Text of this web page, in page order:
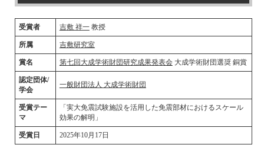
受賞者 吉敷 祥一教授
所属 吉敷研究室
賞名 第七回大成学術財団研究成果発表会大成学術財団選奨 銅賞
認定団体/
学会
一般財団法人 大成学術財団
受賞テー
マ
「実大免震試験施設を活用した免震部材におけるスケール
効果の解明」
受賞日 2025年10月17日